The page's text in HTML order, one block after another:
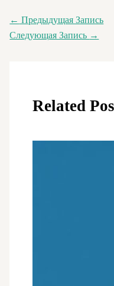
← Предыдущая Запись
Следующая Запись →
Related